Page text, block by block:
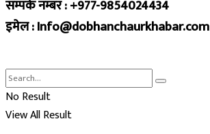
सम्पर्क नम्बर : +977-9854024434
इमेल : Info@dobhanchaurkhabar.com
No Result
View All Result